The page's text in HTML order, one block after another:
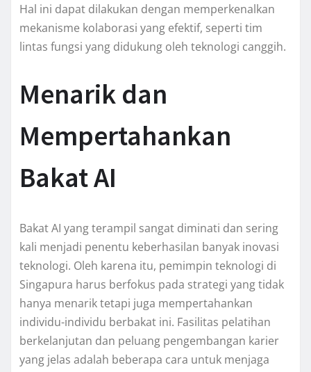
Hal ini dapat dilakukan dengan memperkenalkan
mekanisme kolaborasi yang efektif, seperti tim
lintas fungsi yang didukung oleh teknologi canggih.
Menarik dan
Mempertahankan
Bakat AI
Bakat AI yang terampil sangat diminati dan sering
kali menjadi penentu keberhasilan banyak inovasi
teknologi. Oleh karena itu, pemimpin teknologi di
Singapura harus berfokus pada strategi yang tidak
hanya menarik tetapi juga mempertahankan
individu-individu berbakat ini. Fasilitas pelatihan
berkelanjutan dan peluang pengembangan karier
yang jelas adalah beberapa cara untuk menjaga